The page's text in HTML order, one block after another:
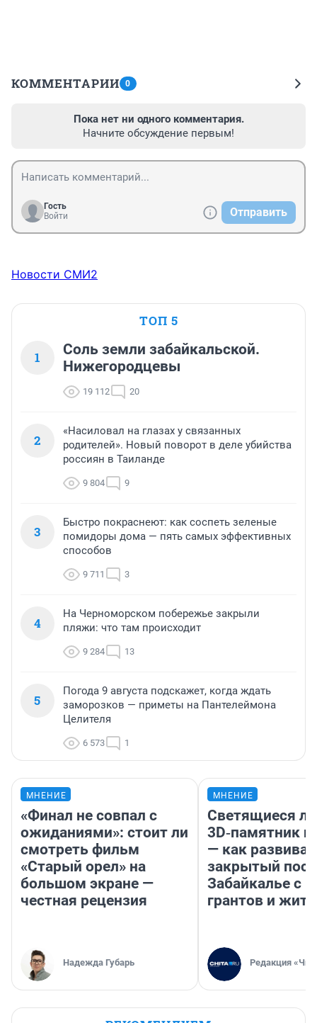
КОММЕНТАРИИ 0
Пока нет ни одного комментария.
Начните обсуждение первым!
Гость
Войти
Отправить
Новости СМИ2
ТОП 5
1
Соль земли забайкальской.
Нижегородцевы
19 112 20
2
«Насиловал на глазах у связанных
родителей». Новый поворот в деле убийства
россиян в Таиланде
9 804 9
3
Быстро покраснеют: как соспеть зеленые
помидоры дома — пять самых эффективных
способов
9 711 3
4
На Черноморском побережье закрыли
пляжи: что там происходит
9 284 13
5
Погода 9 августа подскажет, когда ждать
заморозков — приметы на Пантелеймона
Целителя
6 573 1
МНЕНИЕ
«Финал не совпал с
ожиданиями»: стоит ли
смотреть фильм
«Старый орел» на
большом экране —
честная рецензия
Надежда Губарь
МНЕНИЕ
Светящиеся
3D‑памятник и
— как
закрытый
Забайкалье с
грантов и
Редакция